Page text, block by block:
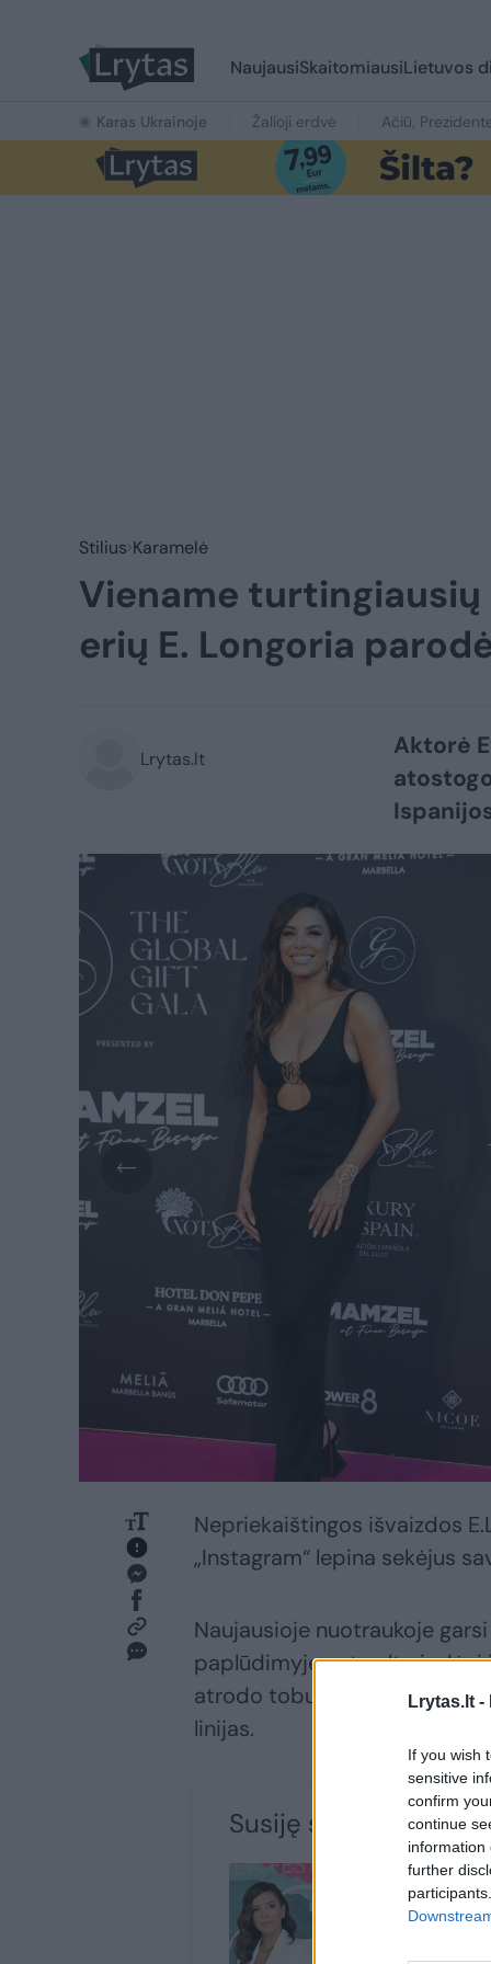
Lrytas.lt -
If you wish
sensitive
confirm
continue
information
further
NaujausiSkaitomiausiLietuvos
Karas Ukrainoje Žalioji erdvė Ačiū,
Stilius Karamelė
Viename
erių E. Longoria
Lrytas.lt
Aktorė
Nepriekaištingos išvaizdos
„Instagram“ lepina sekėjus
Naujausioje nuotraukoje
paplūdimyje ant gulto ir dėvi
atrodo tobulai įdegęs bei
linijas.
Susiję straipsniai